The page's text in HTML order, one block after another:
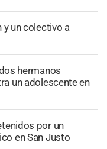
y un colectivo a
hermanos
un adolescente en
por un
en San Justo